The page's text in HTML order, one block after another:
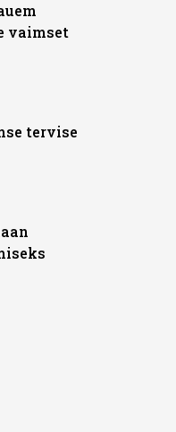
vaimset
tervise